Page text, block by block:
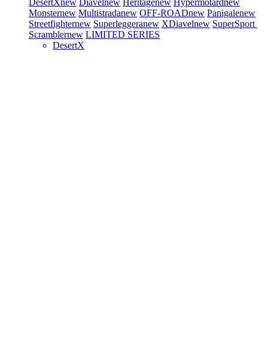
DesertXnew Diavelnew Heritagenew Hypermotardnew
Monsternew Multistradanew OFF-ROADnew Panigalenew
Streetfighternew Superleggeranew XDiavelnew SuperSport
Scramblernew LIMITED SERIES
DesertX